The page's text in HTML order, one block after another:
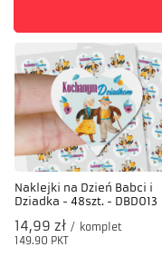
Naklejki na Dzień Babci i
Dziadka - 48szt. - DBD013
14,99 zł / komplet
149.90 PKT